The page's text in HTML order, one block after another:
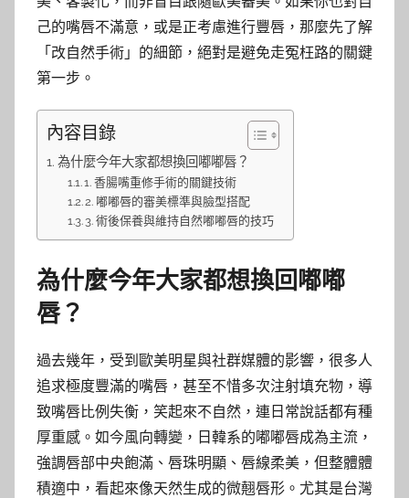
己的嘴唇不滿意，或是正考慮進行豐唇，那麼先了解
「改自然手術」的細節，絕對是避免走冤枉路的關鍵
第一步。
內容目錄
為什麼今年大家都想換回嘟嘟唇？
1. 香腸嘴重修手術的關鍵技術
2. 嘟嘟唇的審美標準與臉型搭配
3. 術後保養與維持自然嘟嘟唇的技巧
為什麼今年大家都想換回嘟嘟
唇？
過去幾年，受到歐美明星與社群媒體的影響，很多人
追求極度豐滿的嘴唇，甚至不惜多次注射填充物，導
致嘴唇比例失衡，笑起來不自然，連日常說話都有種
厚重感。如今風向轉變，日韓系的嘟嘟唇成為主流，
強調唇部中央飽滿、唇珠明顯、唇線柔美，但整體體
積適中，看起來像天然生成的微翹唇形。尤其是台灣